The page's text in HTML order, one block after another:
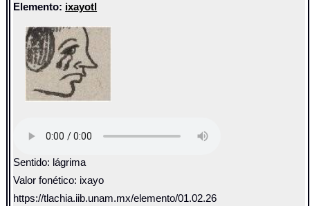
Elemento: ixayotl
Sentido: lágrima
Valor fonético: ixayo
https://tlachia.iib.unam.mx/elemento/01.02.26